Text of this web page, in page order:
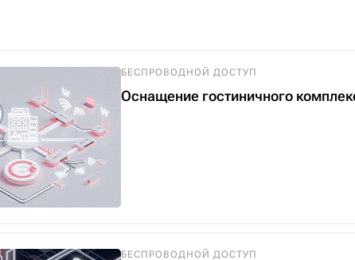
БЕСПРОВОДНОЙ ДОСТУП
Оснащение гостиничного
БЕСПРОВОДНОЙ ДОСТУП